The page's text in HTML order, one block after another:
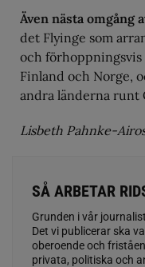
Även nästa omgång
det Flyinge som
och
Finland och Norge,
andra länderna runt
Lisbeth Pahnke-
SÅ ARBETAR
Grunden i vår
Det vi publicerar ska
oberoende och
privata, politiska och